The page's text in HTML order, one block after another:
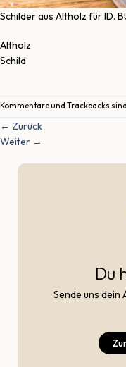
Schilder aus Altholz für ID.
Altholz
Schild
Kommentare und Trackbacks
← Zurück
Weiter →
Du
Sende uns dein